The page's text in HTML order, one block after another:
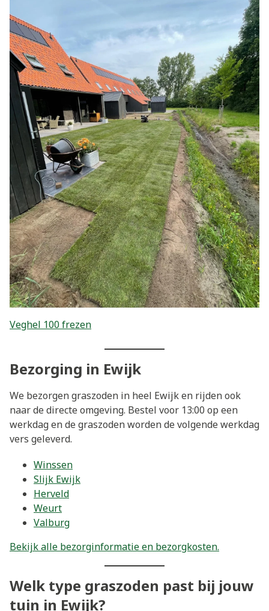
Veghel 100 frezen
Bezorging in Ewijk
We bezorgen graszoden in heel Ewijk en rijden ook
naar de directe omgeving. Bestel voor 13:00 op een
werkdag en de graszoden worden de volgende werkdag
vers geleverd.
Winssen
Slijk Ewijk
Herveld
Weurt
Valburg
Bekijk alle bezorginformatie en bezorgkosten.
Welk type graszoden past bij jouw
tuin in Ewijk?